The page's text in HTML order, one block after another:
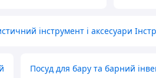
інструмент і аксесуари
Посуд для бару та барний